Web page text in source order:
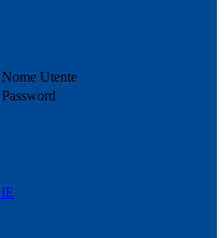
Nome Utente
Password